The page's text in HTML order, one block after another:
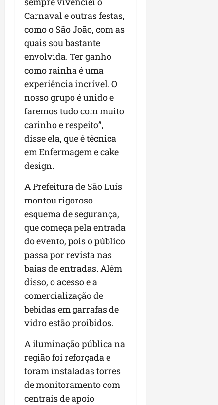
Carnaval e outras festas,
como o São João, com as
quais sou bastante
envolvida. Ter ganho
como rainha é uma
experiência incrível. O
nosso grupo é unido e
faremos tudo com muito
carinho e respeito”,
disse ela, que é técnica
em Enfermagem e cake
design.
A Prefeitura de São Luís
montou rigoroso
esquema de segurança,
que começa pela entrada
do evento, pois o público
passa por revista nas
baias de entradas. Além
disso, o acesso e a
comercialização de
bebidas em garrafas de
vidro estão proibidos.
A iluminação pública na
região foi reforçada e
foram instaladas torres
de monitoramento com
centrais de apoio